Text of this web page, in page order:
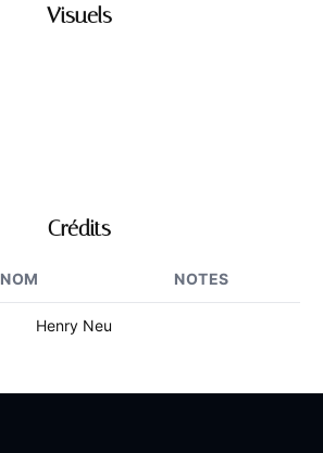
Visuels
Crédits
NOM NOTES
Henry Neu